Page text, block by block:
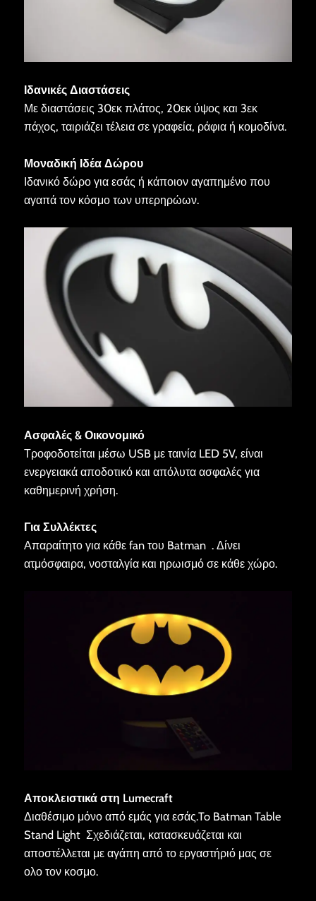
Ιδανικές Διαστάσεις
Με διαστάσεις 30εκ πλάτος, 20εκ ύψος και 3εκ
πάχος, ταιριάζει τέλεια σε γραφεία, ράφια ή κομοδίνα.
Μοναδική Ιδέα Δώρου
Ιδανικό δώρο για εσάς ή κάποιον αγαπημένο που
αγαπά τον κόσμο των υπερηρώων.
Ασφαλές & Οικονομικό
Τροφοδοτείται μέσω USB με ταινία LED 5V, είναι
ενεργειακά αποδοτικό και απόλυτα ασφαλές για
καθημερινή χρήση.
Για Συλλέκτες
Απαραίτητο για κάθε fan του Batman . Δίνει
ατμόσφαιρα, νοσταλγία και ηρωισμό σε κάθε χώρο.
Αποκλειστικά στη Lumecraft
Διαθέσιμο μόνο από εμάς για εσάς.To Batman Table
Stand Light Σχεδιάζεται, κατασκευάζεται και
αποστέλλεται με αγάπη από το εργαστήριό μας σε
ολο τον κοσμο.